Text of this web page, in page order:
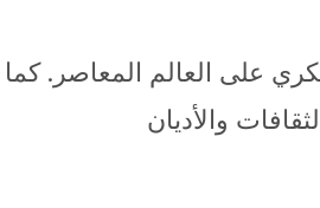
على العالم المعاصر.
والأديان